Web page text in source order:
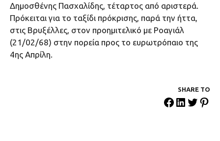
Δημοσθένης Πασχαλίδης, τέταρτος από αριστερά.
Πρόκειται για το ταξίδι πρόκρισης, παρά την ήττα,
στις Βρυξέλλες, στον προημιτελικό με Ροαγιάλ
(21/02/68) στην πορεία προς το ευρωτρόπαιο της
4ης Απρίλη.
SHARE ΤΟ